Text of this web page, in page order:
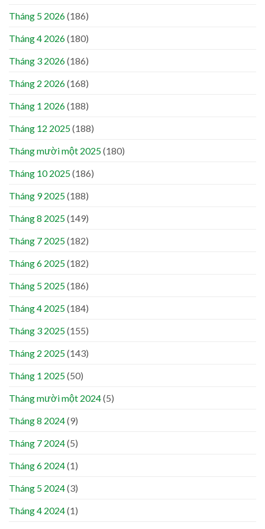
Tháng 5 2026(186)
Tháng 4 2026(180)
Tháng 3 2026(186)
Tháng 2 2026(168)
Tháng 1 2026(188)
Tháng 12 2025(188)
Tháng mười một 2025(180)
Tháng 10 2025(186)
Tháng 9 2025(188)
Tháng 8 2025(149)
Tháng 7 2025(182)
Tháng 6 2025(182)
Tháng 5 2025(186)
Tháng 4 2025(184)
Tháng 3 2025(155)
Tháng 2 2025(143)
Tháng 1 2025(50)
Tháng mười một 2024(5)
Tháng 8 2024(9)
Tháng 7 2024(5)
Tháng 6 2024(1)
Tháng 5 2024(3)
Tháng 4 2024(1)